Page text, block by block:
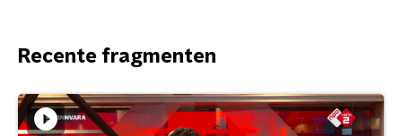
Recente fragmenten